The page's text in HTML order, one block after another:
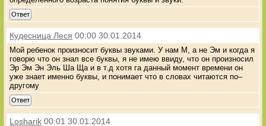
Ответ
Кудесница Леся 00:00 30.01.2014
Мой ребенок произносит буквы звуками. У нам М, а не Эм и когда я
говорю что он знал все буквы, я не имею ввиду, что он произносил
Эр Эм Эн Эль Ша Ща и в т.д хотя га данный момент времени он
уже знает именно буквы, и понимает что в словах читаются по–
другому
Ответ
Losharik 00:01 30.01.2014